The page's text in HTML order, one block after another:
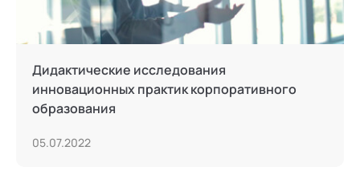
Дидактические исследования
инновационных практик корпоративного
образования
05.07.2022